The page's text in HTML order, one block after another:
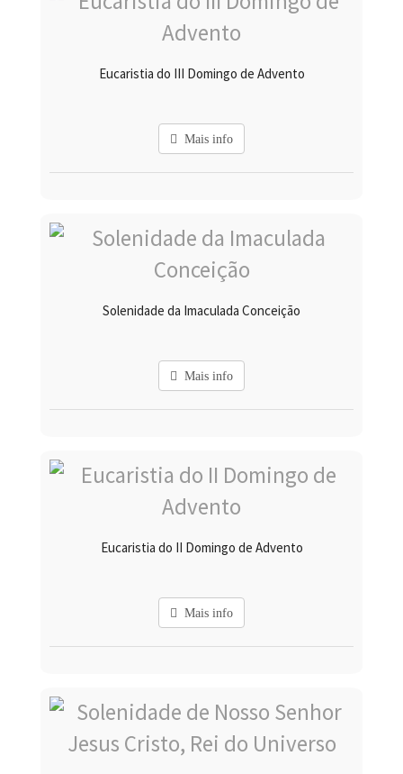
Eucaristia do III Domingo de Advento
Mais info
Solenidade da Imaculada Conceição
Mais info
Eucaristia do II Domingo de Advento
Mais info